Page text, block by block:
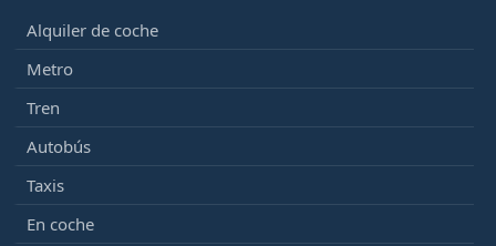
Alquiler de coche
Metro
Tren
Autobús
Taxis
En coche